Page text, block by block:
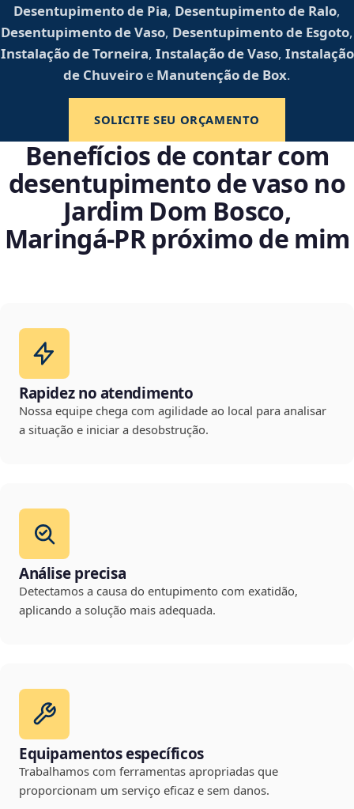
Desentupimento de Pia, Desentupimento de Ralo,
Desentupimento de Vaso, Desentupimento de Esgoto,
Instalação de Torneira, Instalação de Vaso, Instalação
de Chuveiro e Manutenção de Box.
SOLICITE SEU ORÇAMENTO
Benefícios de contar com
desentupimento de vaso no
Jardim Dom Bosco,
Maringá‑PR próximo de mim
Rapidez no atendimento
Nossa equipe chega com agilidade ao local para analisar
a situação e iniciar a desobstrução.
Análise precisa
Detectamos a causa do entupimento com exatidão,
aplicando a solução mais adequada.
Equipamentos específicos
Trabalhamos com ferramentas apropriadas que
proporcionam um serviço eficaz e sem danos.